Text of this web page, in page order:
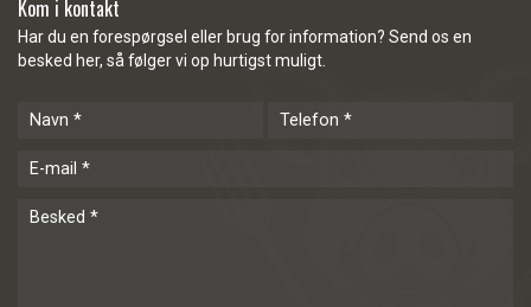
Kom i kontakt
Har du en forespørgsel eller brug for information? Send os en
besked her, så følger vi op hurtigst muligt.